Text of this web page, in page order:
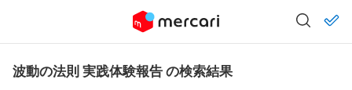
波動の法則 実践体験報告 の検索結果